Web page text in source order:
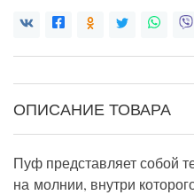
ОПИСАНИЕ ТОВАРА
Пуф представляет собой
на молнии, внутри